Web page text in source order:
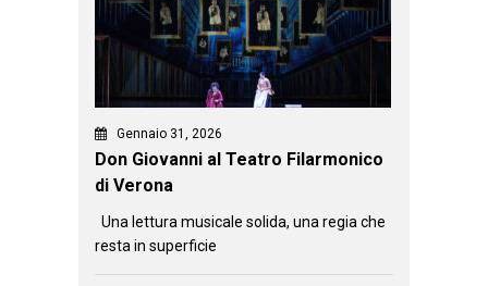
Gennaio 31, 2026
Don Giovanni al Teatro Filarmonico
di Verona
Una lettura musicale solida, una regia che
resta in superficie